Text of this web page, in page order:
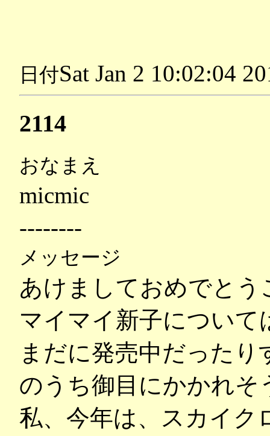
日付Sat Jan 2 10:02:04
2114
おなまえ
micmic
--------
メッセージ
あけましておめでとう
マイマイ新子につい
まだに発売中だった
のうち御目にかかれそ
私、今年は、スカイク